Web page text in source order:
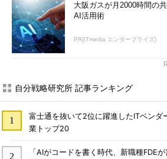
大阪ガスが月2000時間の
AI活用術
PR(ITmedia エンタープライズ)
自分戦略研究所 記事ランキング
富士通を抜いて2位に躍進したITベン
業トップ20
「AIがコードを書く時代、新職種FDE